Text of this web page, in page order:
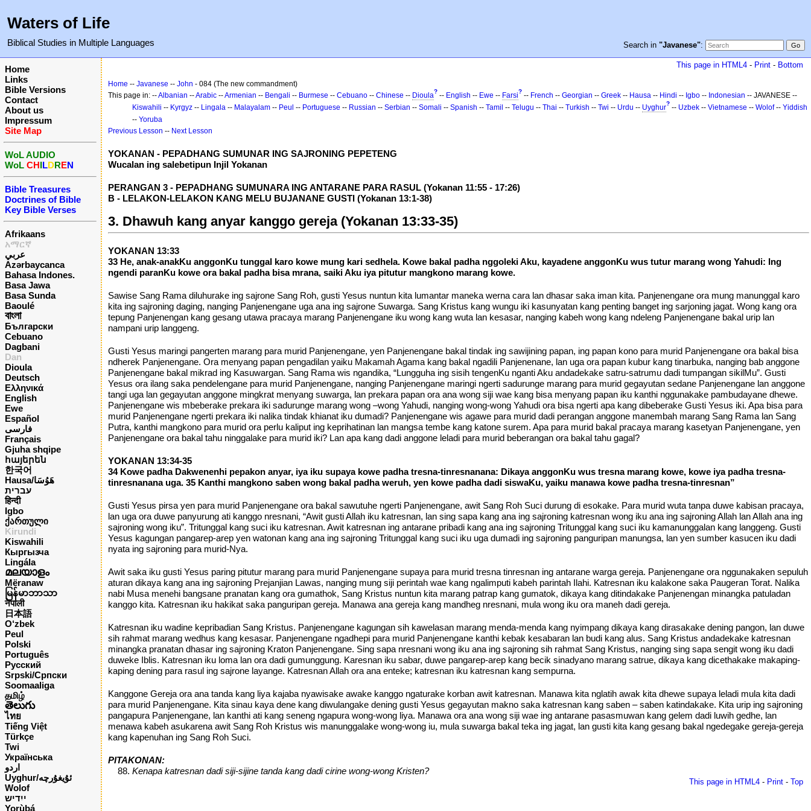
Waters of Life
Biblical Studies in Multiple Languages Search in "Javanese":
Home
Links
Bible Versions
Contact
About us
Impressum
Site Map
WoL AUDIO
WoL CHILDREN
Bible Treasures
Doctrines of Bible
Key Bible Verses
Afrikaans
አማርኛ
عربي
Azərbaycanca
Bahasa Indones.
Basa Jawa
Basa Sunda
Baoulé
বাংলা
Български
Cebuano
Dagbani
Dan
Dioula
Deutsch
Ελληνικά
English
Ewe
Español
فارسی
Français
Gjuha shqipe
հայերեն
한국어
Hausa/هَوُسَا
עברית
हिन्दी
Igbo
ქართული
Kirundi
Kiswahili
Кыргызча
Lingála
മലയാളം
Mëranaw
မြန်မာဘာသာ
नेपाली
日本語
O‘zbek
Peul
Polski
Português
Русский
Srpski/Српски
Soomaaliga
தமிழ்
తెలుగు
ไทย
Tiếng Việt
Türkçe
Twi
Українська
اردو
Uyghur/ئۇيغۇرچه
Wolof
ייִדיש
Yorùbá
This page in HTML4 - Print - Bottom
Home -- Javanese -- John - 084 (The new commandment)
This page in: --Albanian --Arabic --Armenian -- Bengali -- Burmese -- Cebuano -- Chinese -- Dioula? -- English -- Ewe -- Farsi? -- French -- Georgian -- Greek -- Hausa -- Hindi -- Igbo -- Indonesian -- JAVANESE --
Kiswahili -- Kyrgyz -- Lingala -- Malayalam -- Peul -- Portuguese -- Russian -- Serbian -- Somali -- Spanish -- Tamil -- Telugu -- Thai -- Turkish -- Twi -- Urdu -- Uyghur? -- Uzbek -- Vietnamese -- Wolof-- Yiddish
-- Yoruba
Previous Lesson -- Next Lesson
YOKANAN - PEPADHANG SUMUNAR ING SAJRONING PEPETENG
Wucalan ing salebetipun Injil Yokanan
PERANGAN 3 - PEPADHANG SUMUNARA ING ANTARANE PARA RASUL (Yokanan 11:55 - 17:26)
B - LELAKON-LELAKON KANG MELU BUJANANE GUSTI (Yokanan 13:1-38)
3. Dhawuh kang anyar kanggo gereja (Yokanan 13:33-35)
YOKANAN 13:33
33 He, anak-anakKu anggonKu tunggal karo kowe mung kari sedhela. Kowe bakal padha nggoleki Aku, kayadene anggonKu wus tutur marang wong Yahudi: Ing
ngendi paranKu kowe ora bakal padha bisa mrana, saiki Aku iya pitutur mangkono marang kowe.
Sawise Sang Rama diluhurake ing sajrone Sang Roh, gusti Yesus nuntun kita lumantar maneka werna cara lan dhasar saka iman kita. Panjenengane ora mung manunggal karo
kita ing sajroning daging, nanging Panjenengane uga ana ing sajrone Suwarga. Sang Kristus kang wungu iki kasunyatan kang penting banget ing sarjoning jagat. Wong kang ora
tepung Panjenengan kang gesang utawa pracaya marang Panjenengane iku wong kang wuta lan kesasar, nanging kabeh wong kang ndeleng Panjenengane bakal urip lan
nampani urip langgeng.
Gusti Yesus maringi pangerten marang para murid Panjenengane, yen Panjenengane bakal tindak ing sawijining papan, ing papan kono para murid Panjenengane ora bakal bisa
ndherek Panjenengane. Ora menyang papan pengadilan yaiku Makamah Agama kang bakal ngadili Panjenenane, lan uga ora papan kubur kang tinarbuka, nanging bab anggone
Panjenengane bakal mikrad ing Kasuwargan. Sang Rama wis ngandika, “Lungguha ing sisih tengenKu nganti Aku andadekake satru-satrumu dadi tumpangan sikilMu”. Gusti
Yesus ora ilang saka pendelengane para murid Panjenengane, nanging Panjenengane maringi ngerti sadurunge marang para murid gegayutan sedane Panjenengane lan anggone
tangi uga lan gegayutan anggone mingkrat menyang suwarga, lan prekara papan ora ana wong siji wae kang bisa menyang papan iku kanthi nggunakake pambudayane dhewe.
Panjenengane wis mbeberake prekara iki sadurunge marang wong –wong Yahudi, nanging wong-wong Yahudi ora bisa ngerti apa kang dibeberake Gusti Yesus iki. Apa bisa para
murid Panjenengane ngerti prekara iki nalika tindak khianat iku dumadi? Panjenengane wis agawe para murid dadi perangan anggone manembah marang Sang Rama lan Sang
Putra, kanthi mangkono para murid ora perlu kaliput ing keprihatinan lan mangsa tembe kang katone surem. Apa para murid bakal pracaya marang kasetyan Panjenengane, yen
Panjenengane ora bakal tahu ninggalake para murid iki? Lan apa kang dadi anggone leladi para murid beberangan ora bakal tahu gagal?
YOKANAN 13:34-35
34 Kowe padha Dakwenenhi pepakon anyar, iya iku supaya kowe padha tresna-tinresnanana: Dikaya anggonKu wus tresna marang kowe, kowe iya padha tresna-
tinresnanana uga. 35 Kanthi mangkono saben wong bakal padha weruh, yen kowe padha dadi siswaKu, yaiku manawa kowe padha tresna-tinresnan”
Gusti Yesus pirsa yen para murid Panjenengane ora bakal sawutuhe ngerti Panjenengane, awit Sang Roh Suci durung di esokake. Para murid wuta tanpa duwe kabisan pracaya,
lan uga ora duwe panyurung ati kanggo nresnani, “Awit gusti Allah iku katresnan, lan sing sapa kang ana ing sajroning katresnan wong iku ana ing sajroning Allah lan Allah ana ing
sajroning wong iku”. Tritunggal kang suci iku katresnan. Awit katresnan ing antarane pribadi kang ana ing sajroning Tritunggal kang suci iku kamanunggalan kang langgeng. Gusti
Yesus kagungan pangarep-arep yen watonan kang ana ing sajroning Tritunggal kang suci iku uga dumadi ing sajroning panguripan manungsa, lan yen sumber kasucen iku dadi
nyata ing sajroning para murid-Nya.
Awit saka iku gusti Yesus paring pitutur marang para murid Panjenengane supaya para murid tresna tinresnan ing antarane warga gereja. Panjenengane ora nggunakaken sepuluh
aturan dikaya kang ana ing sajroning Prejanjian Lawas, nanging mung siji perintah wae kang ngalimputi kabeh parintah Ilahi. Katresnan iku kalakone saka Paugeran Torat. Nalika
nabi Musa menehi bangsane pranatan kang ora gumathok, Sang Kristus nuntun kita marang patrap kang gumatok, dikaya kang ditindakake Panjenengan minangka patuladan
kanggo kita. Katresnan iku hakikat saka panguripan gereja. Manawa ana gereja kang mandheg nresnani, mula wong iku ora maneh dadi gereja.
Katresnan iku wadine kepribadian Sang Kristus. Panjenengane kagungan sih kawelasan marang menda-menda kang nyimpang dikaya kang dirasakake dening pangon, lan duwe
sih rahmat marang wedhus kang kesasar. Panjenengane ngadhepi para murid Panjenengane kanthi kebak kesabaran lan budi kang alus. Sang Kristus andadekake katresnan
minangka pranatan dhasar ing sajroning Kraton Panjenengane. Sing sapa nresnani wong iku ana ing sajroning sih rahmat Sang Kristus, nanging sing sapa sengit wong iku dadi
duweke Iblis. Katresnan iku loma lan ora dadi gumunggung. Karesnan iku sabar, duwe pangarep-arep kang becik sinadyano marang satrue, dikaya kang dicethakake makaping-
kaping dening para rasul ing sajrone layange. Katresnan Allah ora ana enteke; katresnan iku katresnan kang sempurna.
Kanggone Gereja ora ana tanda kang liya kajaba nyawisake awake kanggo ngaturake korban awit katresnan. Manawa kita nglatih awak kita dhewe supaya leladi mula kita dadi
para murid Panjenengane. Kita sinau kaya dene kang diwulangake dening gusti Yesus gegayutan makno saka katresnan kang saben – saben katindakake. Kita urip ing sajroning
pangapura Panjenengane, lan kanthi ati kang seneng ngapura wong-wong liya. Manawa ora ana wong siji wae ing antarane pasasmuwan kang gelem dadi luwih gedhe, lan
menawa kabeh asukarena awit Sang Roh Kristus wis manunggalake wong-wong iu, mula suwarga bakal teka ing jagat, lan gusti kita kang gesang bakal ngedegake gereja-gereja
kang kapenuhan ing Sang Roh Suci.
PITAKONAN:
Kenapa katresnan dadi siji-sijine tanda kang dadi cirine wong-wong Kristen?
This page in HTML4 - Print - Top